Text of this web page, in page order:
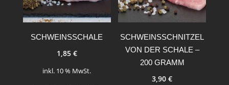
SCHWEINSSCHALE
1,85 €
inkl. 10 % MwSt.
SCHWEINSSCHNITZEL
VON DER SCHALE –
200 GRAMM
3,90€